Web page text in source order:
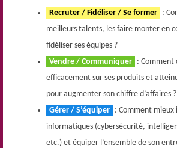
Recruter / Fidéliser / Se former :
meilleurs talents, les faire monter en
fidéliser ses équipes ?
Vendre / Communiquer : Comment
efficacement sur ses produits et
pour augmenter son chiffre d’affaires ?
Gérer / S’équiper : Comment
informatiques (cybersécurité,
etc.) et équiper l’ensemble de son